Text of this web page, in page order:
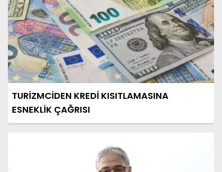
TURİZMCİDEN KREDİ KISITLAMASINA
ESNEKLİK ÇAĞRISI